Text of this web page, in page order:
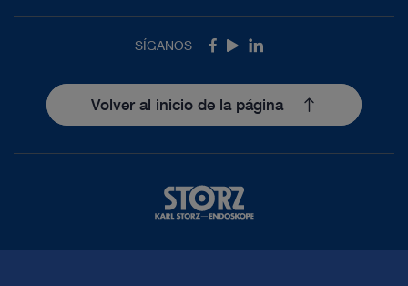
SÍGANOS Facebook
YoutubeLinkedIn
Volver al inicio de la página